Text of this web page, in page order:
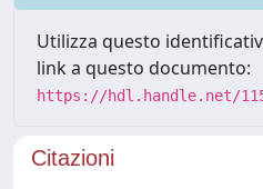
Utilizza questo
link a questo documento:
https://hdl.handle.net/
Citazioni